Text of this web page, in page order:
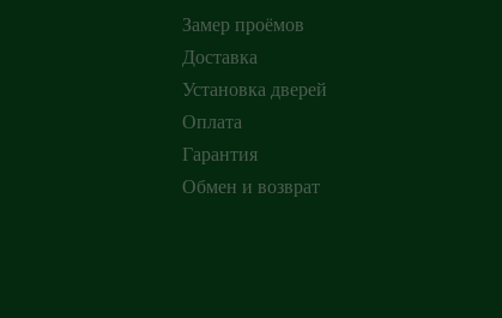
Замер проёмов
Доставка
Установка дверей
Оплата
Гарантия
Обмен и возврат